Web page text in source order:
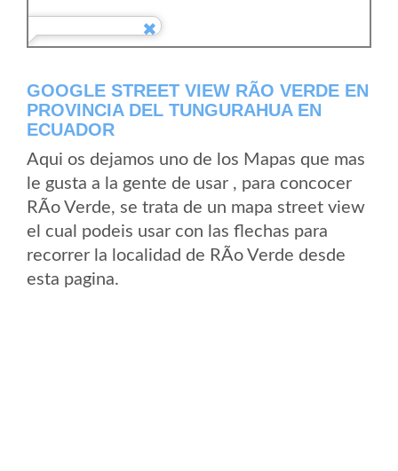
GOOGLE STREET VIEW RÃ­O VERDE EN
PROVINCIA DEL TUNGURAHUA EN
ECUADOR
Aqui os dejamos uno de los Mapas que mas
le gusta a la gente de usar , para concocer
RÃ­o Verde, se trata de un mapa street view
el cual podeis usar con las flechas para
recorrer la localidad de RÃ­o Verde desde
esta pagina.